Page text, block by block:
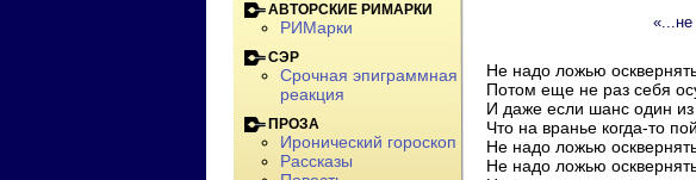
«...не
Не надо ложью осквернять
Потом еще не раз себя
И даже если шанс один из
Что на вранье когда-то
Не надо ложью осквернять
Не надо ложью осквернять
АВТОРСКИЕ РИМАРКИ
РИМарки
СЭР
Срочная эпиграммная
реакция
ПРОЗА
Иронический гороскоп
Рассказы